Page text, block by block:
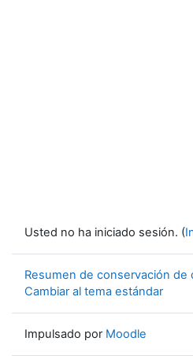
Usted no ha iniciado sesión. (
Resumen de conservación de
Cambiar al tema estándar
Impulsado por Moodle